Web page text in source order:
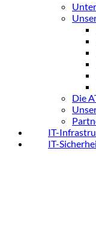
Die
IT-
IT-